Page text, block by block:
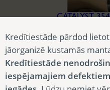
CATALYST
Kredītiestāde pārdod
jāorganizē kustamās
Kredītiestāde
iespējamajiem